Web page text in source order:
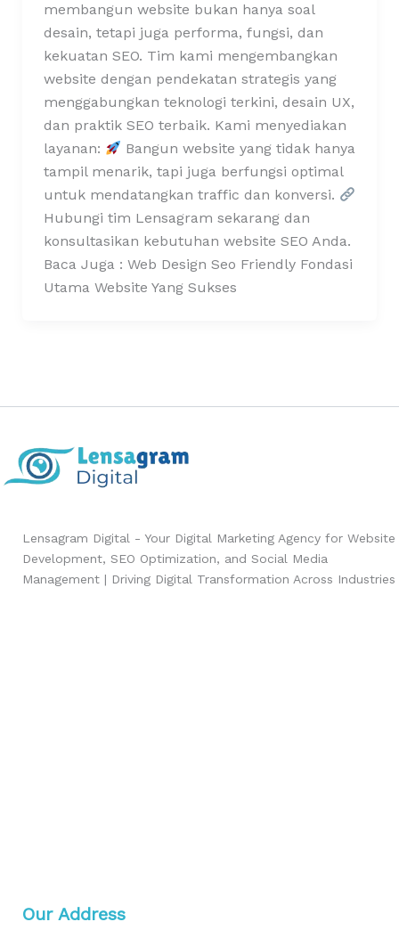
membangun website bukan hanya soal
desain, tetapi juga performa, fungsi, dan
kekuatan SEO. Tim kami mengembangkan
website dengan pendekatan strategis yang
menggabungkan teknologi terkini, desain UX,
dan praktik SEO terbaik. Kami menyediakan
layanan:
Bangun website yang tidak hanya
tampil menarik, tapi juga berfungsi optimal
untuk mendatangkan traffic dan konversi.
Hubungi tim Lensagram sekarang dan
konsultasikan kebutuhan website SEO Anda.
Baca Juga : Web Design Seo Friendly Fondasi
Utama Website Yang Sukses
Lensagram Digital - Your Digital Marketing Agency for Website
Development, SEO Optimization, and Social Media
Management | Driving Digital Transformation Across Industries
Our Address